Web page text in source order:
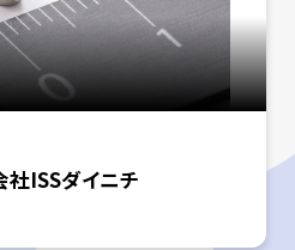
社ISSダイニチ